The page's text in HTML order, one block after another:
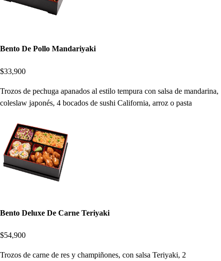
Bento De Pollo Mandariyaki
$33,900
Trozos de pechuga apanados al estilo tempura con salsa de mandarina,
coleslaw japonés, 4 bocados de sushi California, arroz o pasta
Bento Deluxe De Carne Teriyaki
$54,900
Trozos de carne de res y champiñones, con salsa Teriyaki, 2